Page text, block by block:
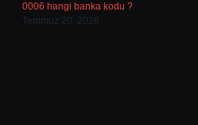
0006 hangi banka kodu ?
Temmuz 20, 2026